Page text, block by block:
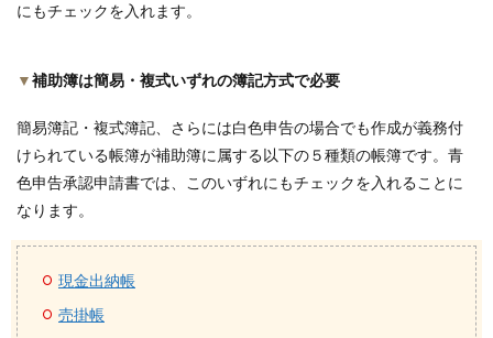
にもチェックを入れます。
▼補助簿は簡易・複式いずれの簿記方式で必要
簡易簿記・複式簿記、さらには白色申告の場合でも作成が義務付
けられている帳簿が補助簿に属する以下の５種類の帳簿です。青
色申告承認申請書では、このいずれにもチェックを入れることに
なります。
現金出納帳
売掛帳